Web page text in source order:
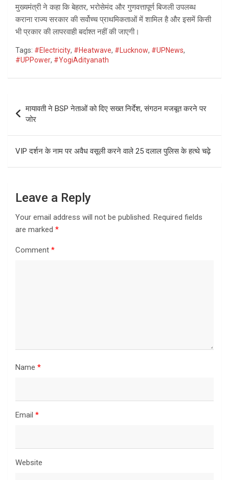
मुख्यमंत्री ने कहा कि बेहतर, भरोसेमंद और गुणवत्तापूर्ण बिजली उपलब्ध
कराना राज्य सरकार की सर्वोच्च प्राथमिकताओं में शामिल है और इसमें किसी
भी प्रकार की लापरवाही बर्दाश्त नहीं की जाएगी।
Tags: #Electricity, #Heatwave, #Lucknow, #UPNews,
#UPPower, #YogiAdityanath
navigation
मायावती ने BSP नेताओं को दिए सख्त निर्देश, संगठन मजबूत करने पर
जोर
VIP दर्शन के नाम पर अवैध वसूली करने वाले 25 दलाल पुलिस के हत्थे चढ़े
Leave a Reply
Your email address will not be published. Required fields
are marked *
Comment *
Name *
Email *
Website